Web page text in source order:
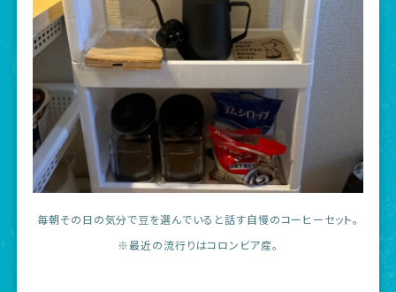
毎朝その日の気分で豆を選んでいると話す自慢のコーヒーセット。
※最近の流行りはコロンビア産。